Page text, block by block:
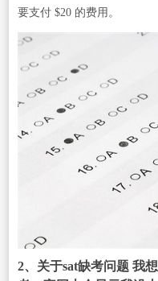
要支付 $20 的费用。
2、关于sat缺考问题 我